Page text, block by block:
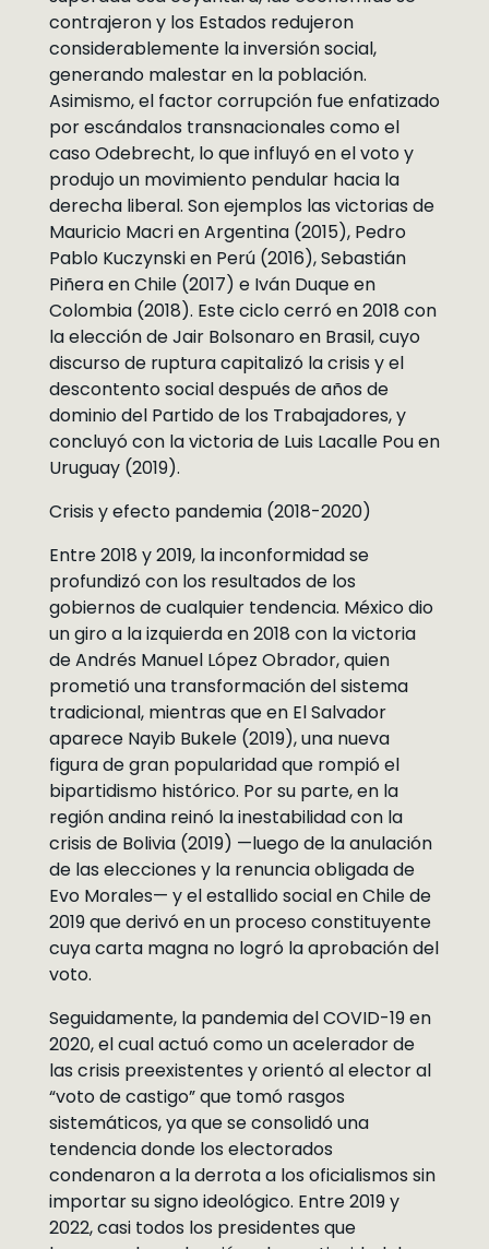
contrajeron y los Estados redujeron
considerablemente la inversión social,
generando malestar en la población.
Asimismo, el factor corrupción fue enfatizado
por escándalos transnacionales como el
caso Odebrecht, lo que influyó en el voto y
produjo un movimiento pendular hacia la
derecha liberal. Son ejemplos las victorias de
Mauricio Macri en Argentina (2015), Pedro
Pablo Kuczynski en Perú (2016), Sebastián
Piñera en Chile (2017) e Iván Duque en
Colombia (2018). Este ciclo cerró en 2018 con
la elección de Jair Bolsonaro en Brasil, cuyo
discurso de ruptura capitalizó la crisis y el
descontento social después de años de
dominio del Partido de los Trabajadores, y
concluyó con la victoria de Luis Lacalle Pou en
Uruguay (2019).
Crisis y efecto pandemia (2018-2020)
Entre 2018 y 2019, la inconformidad se
profundizó con los resultados de los
gobiernos de cualquier tendencia. México dio
un giro a la izquierda en 2018 con la victoria
de Andrés Manuel López Obrador, quien
prometió una transformación del sistema
tradicional, mientras que en El Salvador
aparece Nayib Bukele (2019), una nueva
figura de gran popularidad que rompió el
bipartidismo histórico. Por su parte, en la
región andina reinó la inestabilidad con la
crisis de Bolivia (2019) —luego de la anulación
de las elecciones y la renuncia obligada de
Evo Morales— y el estallido social en Chile de
2019 que derivó en un proceso constituyente
cuya carta magna no logró la aprobación del
voto.
Seguidamente, la pandemia del COVID-19 en
2020, el cual actuó como un acelerador de
las crisis preexistentes y orientó al elector al
“voto de castigo” que tomó rasgos
sistemáticos, ya que se consolidó una
tendencia donde los electorados
condenaron a la derrota a los oficialismos sin
importar su signo ideológico. Entre 2019 y
2022, casi todos los presidentes que